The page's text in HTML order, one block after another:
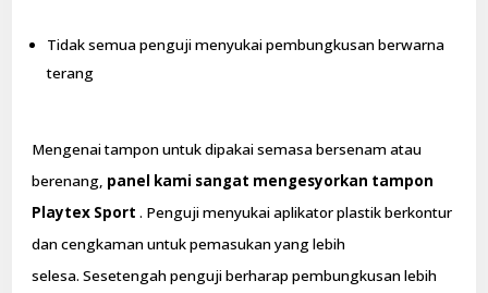
Tidak semua penguji menyukai pembungkusan berwarna
terang
Mengenai tampon untuk dipakai semasa bersenam atau
berenang, panel kami sangat mengesyorkan tampon
Playtex Sport . Penguji menyukai aplikator plastik berkontur
dan cengkaman untuk pemasukan yang lebih
selesa. Sesetengah penguji berharap pembungkusan lebih